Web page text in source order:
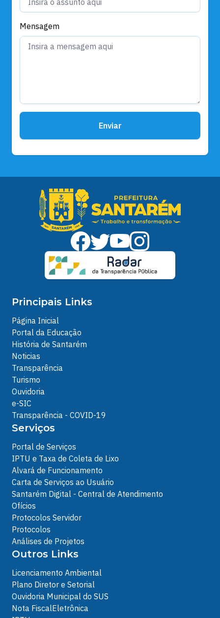
Mensagem
Enviar
Principais Links
Página Inicial
Portal da Educação
História de Santarém
Noticias
Transparência
Turismo
Ouvidoria
e-SIC
Transparência - COVID-19
Serviços
Portal de Serviços
IPTU e Taxa de Coleta de Lixo
Alvará de Funcionamento
Carta de Serviços ao Usuário
Santarém Digital - Central de Atendimento
Ofícios
Protocolos Servidor
Protocolos
Análises de Projetos
Outros Links
Licenciamento Ambiental
Plano Diretor e Setorial
Ouvidoria Municipal do SUS
Nota FiscalEletrônica